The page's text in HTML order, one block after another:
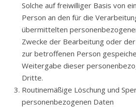
Solche auf freiwilliger Basis von
Person an den für die
übermittelten
Zwecke der Bearbeitung oder
zur betroffenen Person
Weitergabe dieser
Dritte.
Routinemäßige Löschung und
personenbezogenen Daten